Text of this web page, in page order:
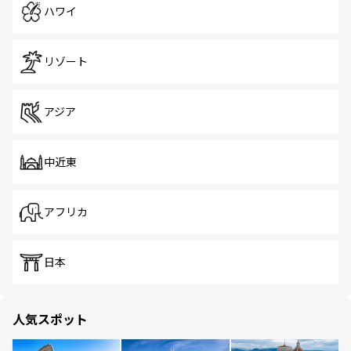
ハワイ
リゾート
アジア
中近東
アフリカ
日本
人気スポット